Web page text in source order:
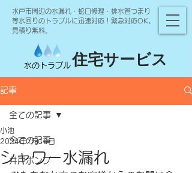
水戸市周辺の水漏れ・蛇口修理・排水管つまり
等水回りのトラブルに迅速対応！緊急対応OK。
見積り無料。
水のトラブル住宅サービス
記事
全ての記事
井戸ポンプ
全ての記事
シャワー水漏れ
小池
2024年1月10日